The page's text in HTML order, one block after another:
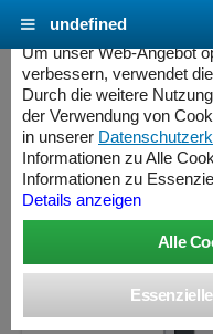
MINEBEA INTEC
1500NN-
Wägebereich: 1500 kg,
Cookie Einstellungen -
Um unser Web-Angebot
verbessern, verwendet
Durch die weitere
der Verwendung von
in unserer
Informationen zu Alle
Informationen zu
Details anzeigen
undefined